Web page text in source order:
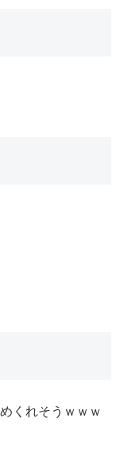
くれそうｗｗｗ